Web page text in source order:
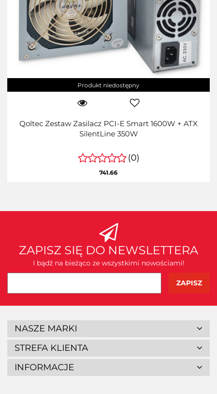
Produkt niedostępny
Qoltec Zestaw Zasilacz PCI-E Smart 1600W + ATX
SilentLine 350W
(0)
741.66
ZAPISZ SIĘ DO NEWSLETTERA
I bądź na bieżąco ze wszystkimi nowościami!
NASZE MARKI
STREFA KLIENTA
INFORMACJE